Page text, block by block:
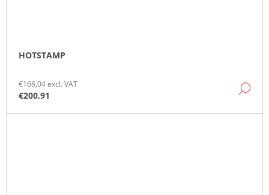
HOTSTAMP
€166,04 excl. VAT
€200,91